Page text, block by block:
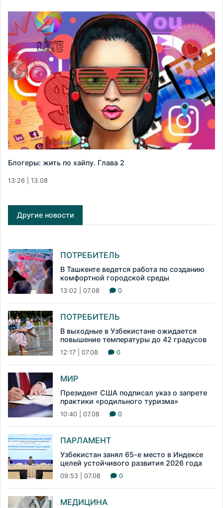
Блогеры: жить по хайпу. Глава 2
13:26 | 13.08
Другие новости
ПОТРЕБИТЕЛЬ
В Ташкенте ведется работа по созданию
комфортной городской среды
13:02 | 07.08 0
ПОТРЕБИТЕЛЬ
В выходные в Узбекистане ожидается
повышение температуры до 42 градусов
12:17 | 07.08 0
МИР
Президент США подписал указ о запрете
практики «родильного туризма»
10:40 | 07.08 0
ПАРЛАМЕНТ
Узбекистан занял 65-е место в Индексе
целей устойчивого развития 2026 года
09:53 | 07.08 0
МЕДИЦИНА